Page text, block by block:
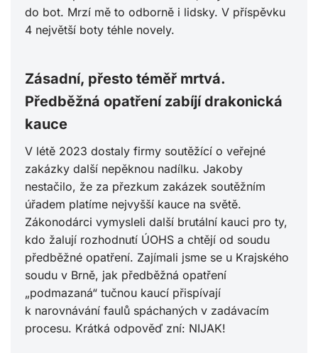
do bot. Mrzí mě to odborně i lidsky. V příspěvku
4 největší boty téhle novely.
Zásadní, přesto téměř mrtvá.
Předběžná opatření zabíjí drakonická
kauce
V létě 2023 dostaly firmy soutěžící o veřejné
zakázky další nepěknou nadílku. Jakoby
nestačilo, že za přezkum zakázek soutěžním
úřadem platíme nejvyšší kauce na světě.
Zákonodárci vymysleli další brutální kauci pro ty,
kdo žalují rozhodnutí ÚOHS a chtějí od soudu
předběžné opatření. Zajímali jsme se u Krajského
soudu v Brně, jak předběžná opatření
„podmazaná“ tučnou kaucí přispívají
k narovnávání faulů spáchaných v zadávacím
procesu. Krátká odpověď zní: NIJAK!